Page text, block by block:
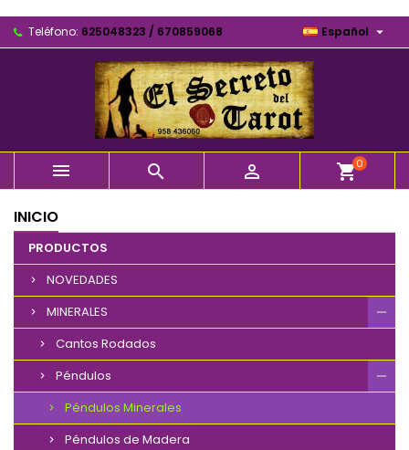
Teléfono: 625048323 / 670859068 Español 
   shopping_cart0
INICIO
PRODUCTOS
NOVEDADES
MINERALES
Cantos Rodados
Péndulos
Péndulos Minerales
Péndulos de Madera